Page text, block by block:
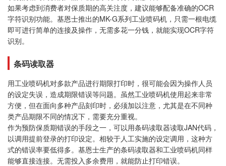
如果考虑到消费者对保质期的高关注度，建议能够配备准确的OCR
字符识别功能。基恩士推出的MK-G系列工业喷码机，只需一根电缆
即可进行简单的连接及操作，无需多花一分钱，就能实现OCR字符
识别。
条码读取器
用工业喷码机对多款产品进行期限打印时，很可能会因为操作人员
的设定失误，造成期限错误等问题。虽然工业喷码机使用起来非常
方便，但在面向多种产品刻印时，必须加以注意，尤其是在不同种
类产品期限不同的情况下，需要充分重视。
作为预防保质期错误的手段之一，可以用条码读取器读取JAN代码，
以调用提前登录的打印设定。相较于人工实施的设定调用，这种方
式的错误率要低得多。基恩士生产的条码读取器和工业喷码机同样
能够直接连接。无需投入多余费用，就能防止打印错误。